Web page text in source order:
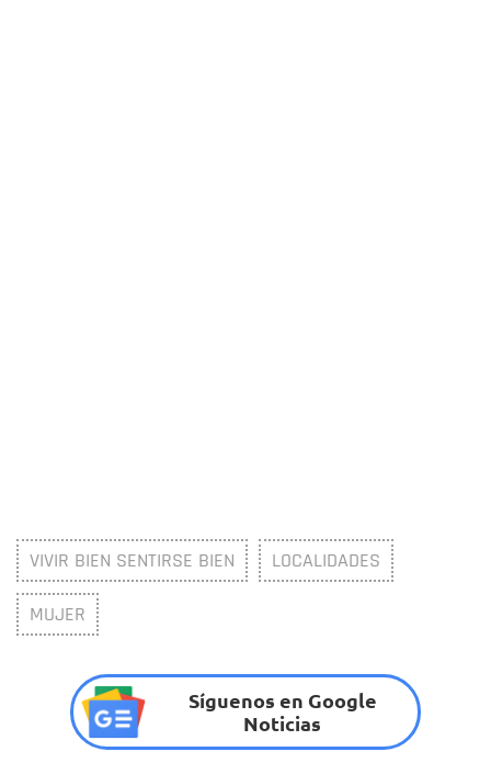
VIVIR BIEN SENTIRSE BIEN LOCALIDADES
MUJER
Síguenos en Google
Noticias